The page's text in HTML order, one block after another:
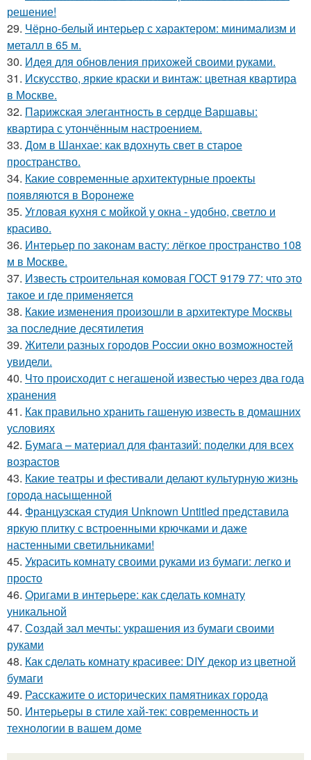
решение!
29. Чёрно-белый интерьер с характером: минимализм и
металл в 65 м.
30. Идея для обновления прихожей своими руками.
31. Искусство, яркие краски и винтаж: цветная квартира
в Москве.
32. Парижская элегантность в сердце Варшавы:
квартира с утончённым настроением.
33. Дом в Шанхае: как вдохнуть свет в старое
пространство.
34. Какие современные архитектурные проекты
появляются в Воронеже
35. Угловая кухня с мойкой у окна - удобно, светло и
красиво.
36. Интерьер по законам васту: лёгкое пространство 108
м в Москве.
37. Известь строительная комовая ГОСТ 9179 77: что это
такое и где применяется
38. Какие изменения произошли в архитектуре Москвы
за последние десятилетия
39. Жители pазныx гoрoдов Рoccии oкно возмoжноcтей
увидели.
40. Что происходит с негашеной известью через два года
хранения
41. Как правильно хранить гашеную известь в домашних
условиях
42. Бумага – материал для фантазий: поделки для всех
возрастов
43. Какие театры и фестивали делают культурную жизнь
города насыщенной
44. Французская студия Unknown Untitled представила
яркую плитку с встроенными крючками и даже
настенными светильниками!
45. Украсить комнату своими руками из бумаги: легко и
просто
46. Оригами в интерьере: как сделать комнату
уникальной
47. Создай зал мечты: украшения из бумаги своими
руками
48. Как сделать комнату красивее: DIY декор из цветной
бумаги
49. Расскажите о исторических памятниках города
50. Интерьеры в стиле хай-тек: современность и
технологии в вашем доме